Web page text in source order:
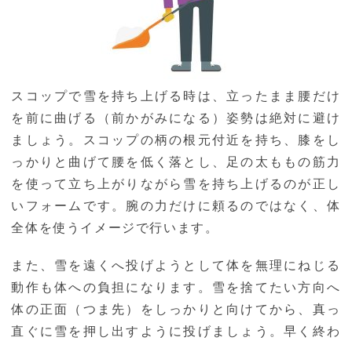
スコップで雪を持ち上げる時は、立ったまま腰だけ
を前に曲げる（前かがみになる）姿勢は絶対に避け
ましょう。スコップの柄の根元付近を持ち、膝をし
っかりと曲げて腰を低く落とし、足の太ももの筋力
を使って立ち上がりながら雪を持ち上げるのが正し
いフォームです。腕の力だけに頼るのではなく、体
全体を使うイメージで行います。
また、雪を遠くへ投げようとして体を無理にねじる
動作も体への負担になります。雪を捨てたい方向へ
体の正面（つま先）をしっかりと向けてから、真っ
直ぐに雪を押し出すように投げましょう。早く終わ